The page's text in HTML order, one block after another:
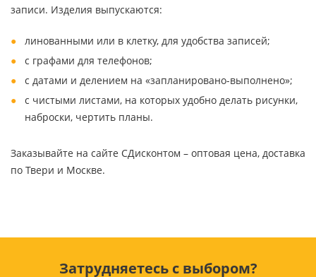
записи. Изделия выпускаются:
линованными или в клетку, для удобства записей;
с графами для телефонов;
с датами и делением на «запланировано-выполнено»;
с чистыми листами, на которых удобно делать рисунки,
наброски, чертить планы.
Заказывайте на сайте СДисконтом – оптовая цена, доставка
по Твери и Москве.
Затрудняетесь с выбором?